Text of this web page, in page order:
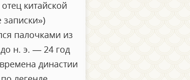
китайской
палочками из
н. э. — 24 год
династии